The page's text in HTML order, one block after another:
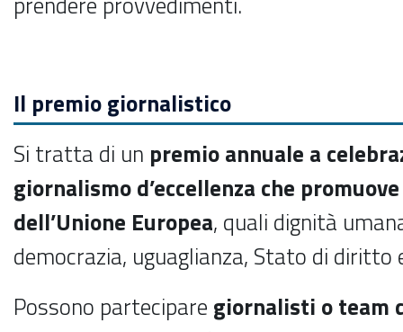
Il premio giornalistico
Si tratta di un premio annuale a
giornalismo d’eccellenza che
dell’Unione Europea, quali dignità
democrazia, uguaglianza, Stato di
Possono partecipare giornalisti o team